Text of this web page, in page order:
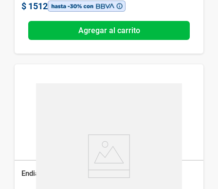
$ 1512
Agregar al carrito
Endial Cinitaprida 1 mg x 20 Comp